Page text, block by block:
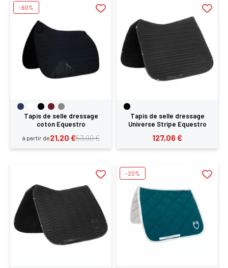
Tapis de selle dressage
coton Equestro
à partir de 53,00 €
21,20 €
-60%
Tapis de selle dressage
Universe Stripe Equestro
127,06 €
-20%